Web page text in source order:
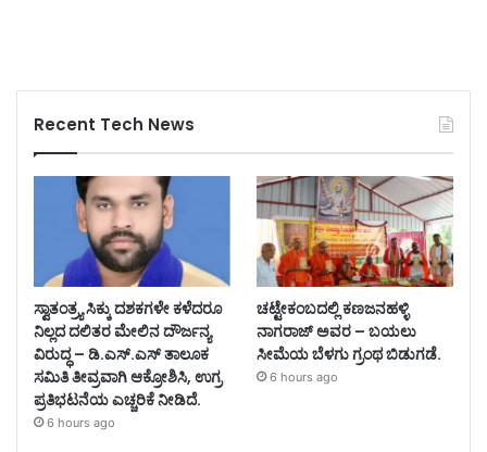
Recent Tech News
ಸ್ವಾತಂತ್ರ್ಯ ಸಿಕ್ಕು ದಶಕಗಳೇ ಕಳೆದರೂ
ನಿಲ್ಲದ ದಲಿತರ ಮೇಲಿನ ದೌರ್ಜನ್ಯ
ವಿರುದ್ಧ – ಡಿ.ಎಸ್.ಎಸ್ ತಾಲೂಕ
ಸಮಿತಿ ತೀವ್ರವಾಗಿ ಆಕ್ರೋಶಿಸಿ, ಉಗ್ರ
ಪ್ರತಿಭಟನೆಯ ಎಚ್ಚರಿಕೆ ನೀಡಿದೆ.
6 hours ago
ಚಟ್ಟೇಕಂಬದಲ್ಲಿ ಕಣಜನಹಳ್ಳಿ
ನಾಗರಾಜ್ ಅವರ – ಬಯಲು
ಸೀಮೆಯ ಬೆಳಗು ಗ್ರಂಥ ಬಿಡುಗಡೆ.
6 hours ago